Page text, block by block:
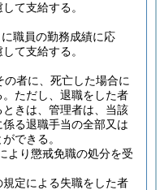
て支給する。
職員の勤務成績に応
て支給する。
者に、死亡した場合に
ただし、退職をした者
きは、管理者は、当該
る退職手当の全部又は
できる。
より懲戒免職の処分を受
定による失職をした者